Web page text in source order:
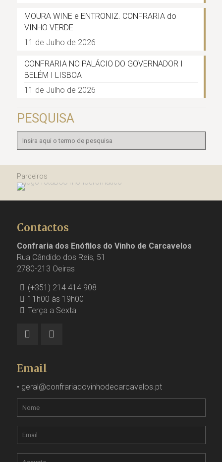
MOURA WINE e ENTRONIZ. CONFRARIA do
VINHO VERDE
11 de Julho de 2026
CONFRARIA NO PALÁCIO DO GOVERNADOR I
BELÉM I LISBOA
11 de Julho de 2026
PESQUISA
Parceiros
Contactos
Confraria dos Enófilos do Vinho de Carcavelos
Rua Cândido dos Reis, 51
2780-213 Oeiras
(+351) 214 414 908
11h00 às 19h00
Terça a Sexta
Email
• geral@confrariadovinhodecarcavelos.pt